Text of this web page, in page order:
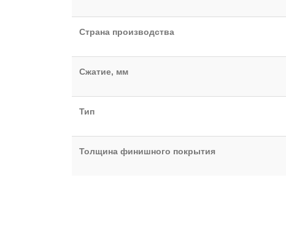
Страна производства
Сжатие, мм
Тип
Толщина финишного покрытия